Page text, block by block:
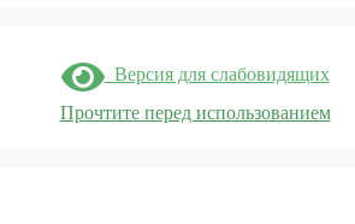
Версия для слабовидящих
Прочтите перед использованием